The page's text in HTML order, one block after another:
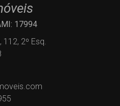
17994
112, 2º Esq.